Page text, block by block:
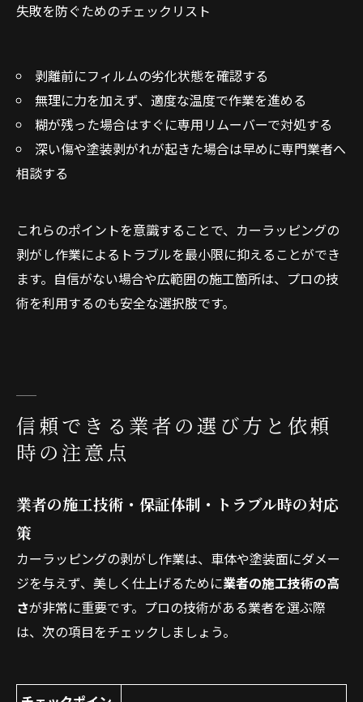
失敗を防ぐためのチェックリスト
剥離前にフィルムの劣化状態を確認する
無理に力を加えず、適度な温度で作業を進める
糊が残った場合はすぐに専用リムーバーで対処する
深い傷や塗装剥がれが起きた場合は早めに専門業者へ
相談する
これらのポイントを意識することで、カーラッピングの
剥がし作業によるトラブルを最小限に抑えることができ
ます。自信がない場合や広範囲の施工箇所は、プロの技
術を利用するのも安全な選択肢です。
信頼できる業者の選び方と依頼
時の注意点
業者の施工技術・保証体制・トラブル時の対応
策
カーラッピングの剥がし作業は、車体や塗装面にダメー
ジを与えず、美しく仕上げるために業者の施工技術の高
さが非常に重要です。プロの技術がある業者を選ぶ際
は、次の項目をチェックしましょう。